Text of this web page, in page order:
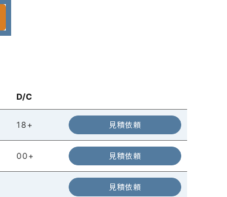
D/C
18+ 見積依頼
00+ 見積依頼
見積依頼